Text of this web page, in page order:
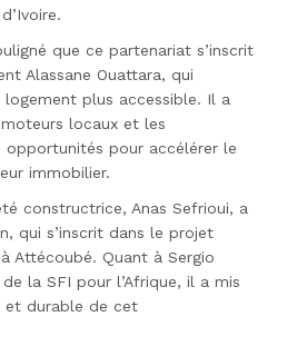
que ce partenariat s’inscrit
Alassane Ouattara, qui
plus accessible. Il a
locaux et les
opportunités pour accélérer le
immobilier.
constructrice, Anas Sefrioui, a
qui s’inscrit dans le projet
Attécoubé. Quant à Sergio
la SFI pour l’Afrique, il a mis
et durable de cet